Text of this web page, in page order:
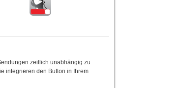
zeitlich unabhängig zu
integrieren den Button in Ihrem